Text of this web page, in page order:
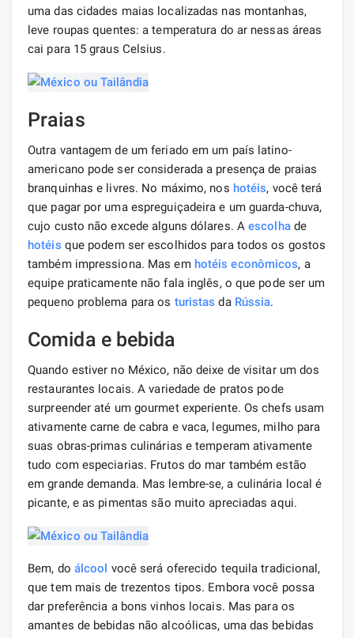
uma das cidades maias localizadas nas montanhas,
leve roupas quentes: a temperatura do ar nessas áreas
cai para 15 graus Celsius.
Praias
Outra vantagem de um feriado em um país latino-
americano pode ser considerada a presença de praias
branquinhas e livres. No máximo, nos hotéis, você terá
que pagar por uma espreguiçadeira e um guarda-chuva,
cujo custo não excede alguns dólares. Aescolhade
hotéis que podem ser escolhidos para todos os gostos
também impressiona. Mas em hotéis econômicos, a
equipe praticamente não fala inglês, o que pode ser um
pequeno problema para os turistas da Rússia.
Comida e bebida
Quando estiver no México, não deixe de visitar um dos
restaurantes locais. A variedade de pratos pode
surpreender até um gourmet experiente. Os chefs usam
ativamente carne de cabra e vaca, legumes, milho para
suas obras-primas culinárias e temperam ativamente
tudo com especiarias. Frutos do mar também estão
em grande demanda. Mas lembre-se, a culinária local é
picante, e as pimentas são muito apreciadas aqui.
Bem, do álcool você será oferecido tequila tradicional,
que tem mais de trezentos tipos. Embora você possa
dar preferência a bons vinhos locais. Mas para os
amantes de bebidas não alcoólicas, uma das bebidas